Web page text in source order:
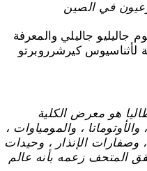
جاليليو جاليلي والمعرفة
لأثناسيوس كيرشرروبرتو
هو معرض الكلية
، والمومياوات ،
وصفارات الإنذار ، وحيدات
المتحف زعمه بأنه عالم